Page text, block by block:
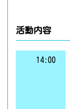
活動内容
14:00